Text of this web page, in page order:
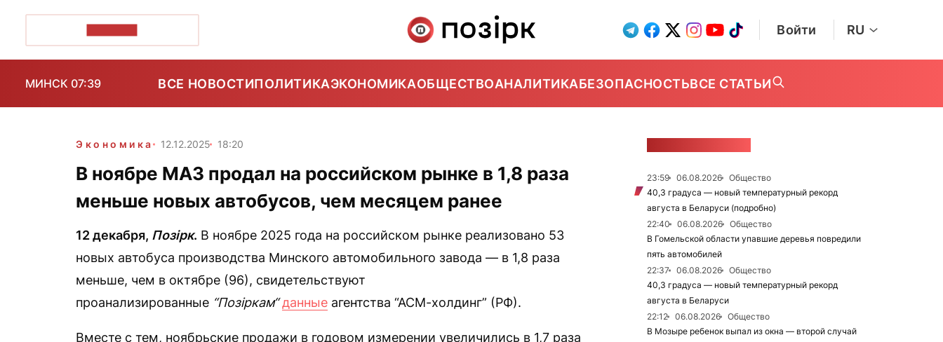
Войти RU
МИНСК 07:39 ВСЕ НОВОСТИПОЛИТИКАЭКОНОМИКАОБЩЕСТВОАНАЛИТИКАБЕЗОПАСНОСТЬВСЕ СТАТЬИ
Экономика 12.12.2025 18:20
В ноябре МАЗ продал на российском рынке в 1,8 раза
меньше новых автобусов, чем месяцем ранее
12 декабря, Позірк. В ноябре 2025 года на российском рынке реализовано 53
новых автобуса производства Минского автомобильного завода — в 1,8 раза
меньше, чем в октябре (96), свидетельствуют
проанализированные “Позіркам“ данные агентства “АСМ-холдинг” (РФ).
Вместе с тем, ноябрьские продажи в годовом измерении увеличились в 1,7 раза
23:59 06.08.2026
Общество
40,3 градуса — новый температурный рекорд
августа в Беларуси (подробно)
22:40
06.08.2026
Общество
В Гомельской области упавшие деревья повредили
пять автомобилей
22:37
06.08.2026
Общество
40,3 градуса — новый температурный рекорд
августа в Беларуси
22:12
06.08.2026
Общество
В Мозыре ребенок выпал из окна — второй случай